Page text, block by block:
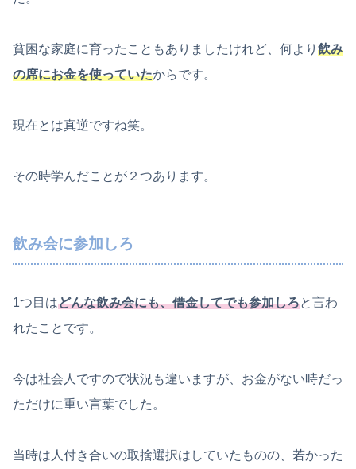
貧困な家庭に育ったこともありましたけれど、何より 飲み
の席にお金を使っていたからです。
現在とは真逆ですね笑。
その時学んだことが２つあります。
飲み会に参加しろ
1つ目はどんな飲み会にも、借金してでも参加しろと言わ
れたことです。
今は社会人ですので状況も違いますが、お金がない時だっ
ただけに重い言葉でした。
当時は人付き合いの取捨選択はしていたものの、若かった